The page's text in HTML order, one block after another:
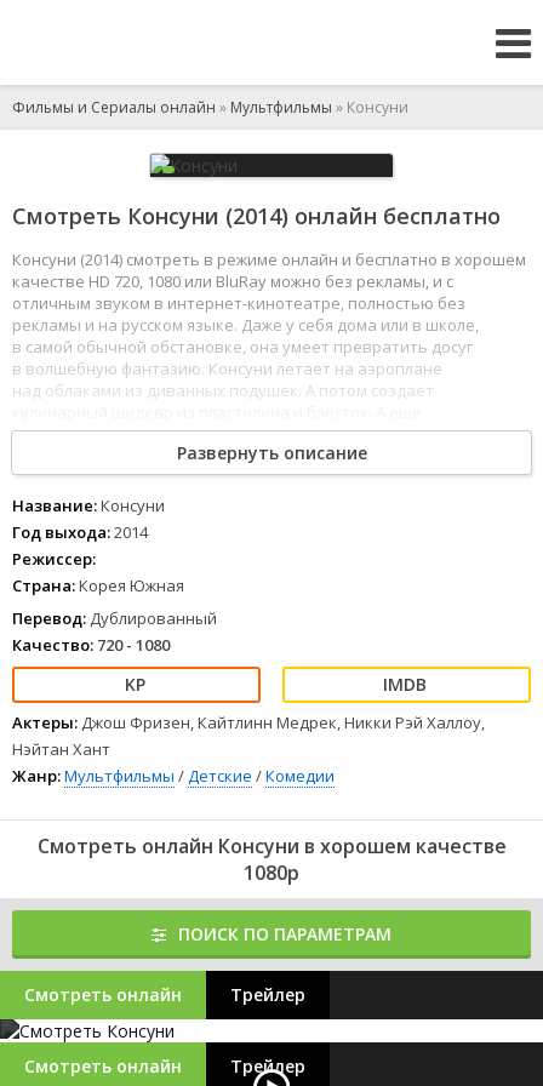
Фильмы и Сериалы онлайн » Мультфильмы » Консуни
Смотреть Консуни (2014) онлайн бесплатно
Консуни (2014) смотреть в режиме онлайн и бесплатно в хорошем
качестве HD 720, 1080 или BluRay можно без рекламы, и с
отличным звуком в интернет-кинотеатре, полностью без
рекламы и на русском языке. Даже у себя дома или в школе,
в самой обычной обстановке, она умеет превратить досуг
в волшебную фантазию. Консуни летает на аэроплане
над облаками из диванных подушек. А потом создает
она расследует странные истории как настоящий детектив.
Почему в обычной детской комнате можно найти огромную
сказочную вселенную? Потому что у Консуни есть волшебный
друг - говорящий совенок Сейо. Благодаря своим
суперспособностям он умеет превращать любую скуку
в приключение. Маме и папе он не показывается, а маленькая
сестра Хлое обожает играть с Сейо. Хотя он и не очень доволен,
что иногда приходится быть её погремушкой.
12 34 5 6 78
Развернуть описание
Название:Консуни
Год выхода:2014
Режиссер:
Страна:Корея Южная
Перевод: Дублированный
Качество: 720 - 1080
Актеры: Джош Фризен, Кайтлинн Медрек, Никки Рэй Халлоу,
Нэйтан Хант
Жанр:Мультфильмы /Детские /Комедии
Смотреть онлайн Консуни в хорошем качестве
1080p
ПОИСК ПО ПАРАМЕТРАМ
Смотреть онлайн Трейлер
Смотреть онлайн Трейлер